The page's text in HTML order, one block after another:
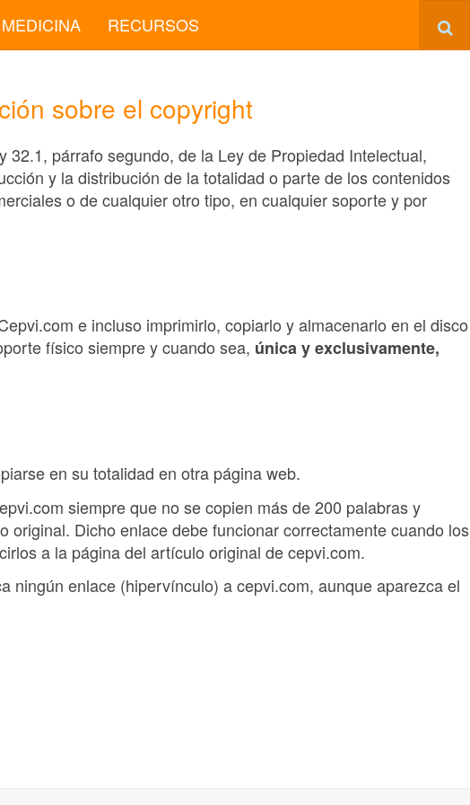
MEDICINA RECURSOS
sobre el copyright
párrafo segundo, de la Ley de Propiedad Intelectual,
y la distribución de la totalidad o parte de los contenidos
o de cualquier otro tipo, en cualquier soporte y por
e incluso imprimirlo, copiarlo y almacenarlo en el disco
físico siempre y cuando sea, única y exclusivamente,
en su totalidad en otra página web.
siempre que no se copien más de 200 palabras y
Dicho enlace debe funcionar correctamente cuando los
a la página del artículo original de cepvi.com.
ningún enlace (hipervínculo) a cepvi.com, aunque aparezca el